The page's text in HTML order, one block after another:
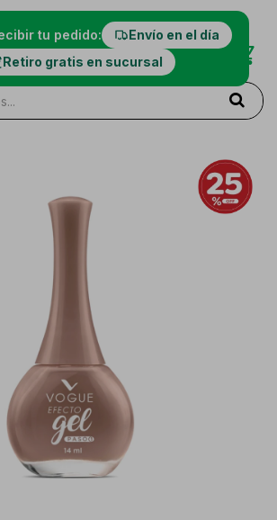
tu pedido:
Envío en el día
Retiro gratis en sucursal